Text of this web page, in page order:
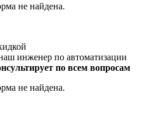
не найдена.
инженер по автоматизации
по всем вопросам
не найдена.